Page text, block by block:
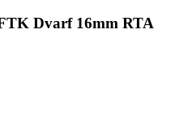
Dvarf 16mm RTA